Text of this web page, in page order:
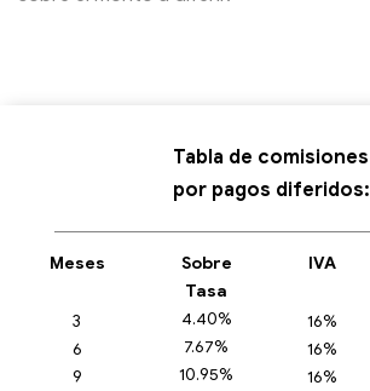
Tabla de comisiones
por pagos diferidos:
Meses
3
6
9
Sobre
Tasa
4.40%
7.67%
10.95%
IVA
16%
16%
16%